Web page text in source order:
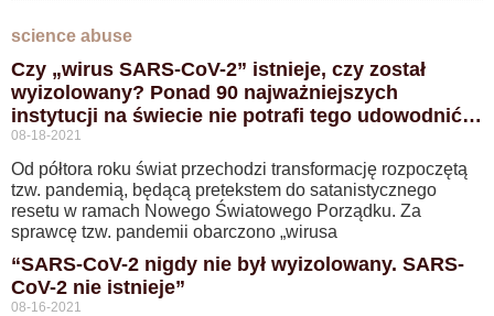
science abuse
Czy „wirus SARS-CoV-2” istnieje, czy został
wyizolowany? Ponad 90 najważniejszych
instytucji na świecie nie potrafi tego udowodnić…
08-18-2021
Od półtora roku świat przechodzi transformację rozpoczętą
tzw. pandemią, będącą pretekstem do satanistycznego
resetu w ramach Nowego Światowego Porządku. Za
sprawcę tzw. pandemii obarczono „wirusa
“SARS-CoV-2 nigdy nie był wyizolowany. SARS-
CoV-2 nie istnieje”
08-16-2021